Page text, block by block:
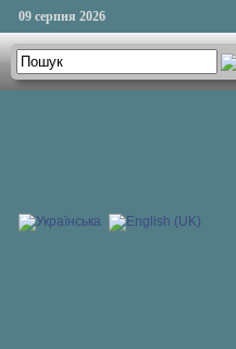
09 серпня 2026